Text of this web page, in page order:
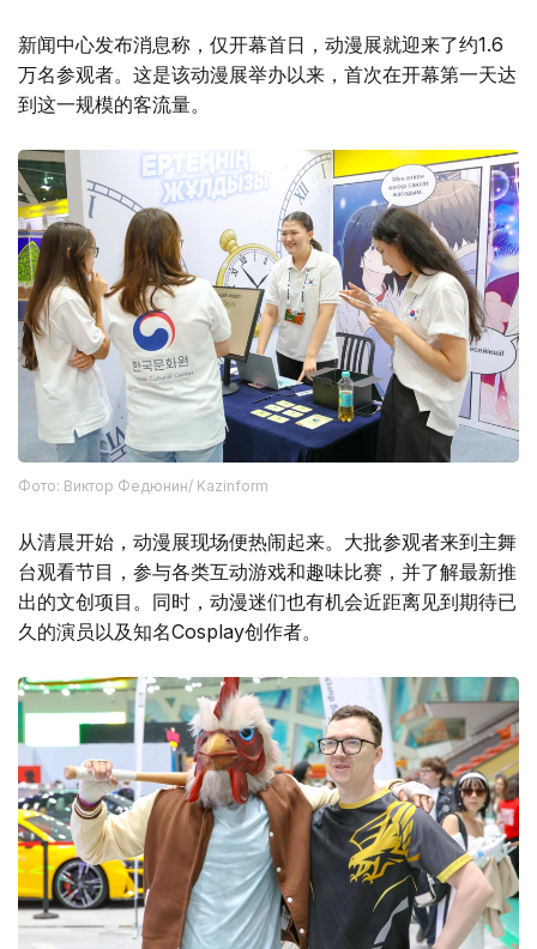
新闻中心发布消息称，仅开幕首日，动漫展就迎来了约1.6
万名参观者。这是该动漫展举办以来，首次在开幕第一天达
到这一规模的客流量。
Фото: Виктор Федюнин/ Kazinform
从清晨开始，动漫展现场便热闹起来。大批参观者来到主舞
台观看节目，参与各类互动游戏和趣味比赛，并了解最新推
出的文创项目。同时，动漫迷们也有机会近距离见到期待已
久的演员以及知名Cosplay创作者。